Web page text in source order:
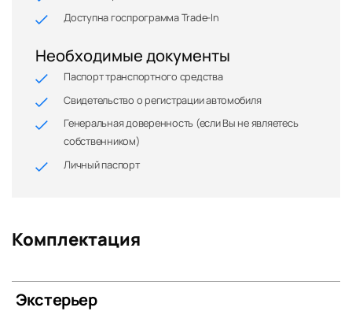
Доступна госпрограмма Trade-In
Необходимые документы
Паспорт транспортного средства
Свидетельство о регистрации автомобиля
Генеральная доверенность (если Вы не являетесь
собственником)
Личный паспорт
Комплектация
Экстерьер